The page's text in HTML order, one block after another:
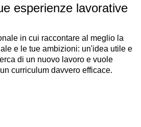
esperienze lavorative
in cui raccontare al meglio la
e le tue ambizioni: un'idea utile e
di un nuovo lavoro e vuole
curriculum davvero efficace.